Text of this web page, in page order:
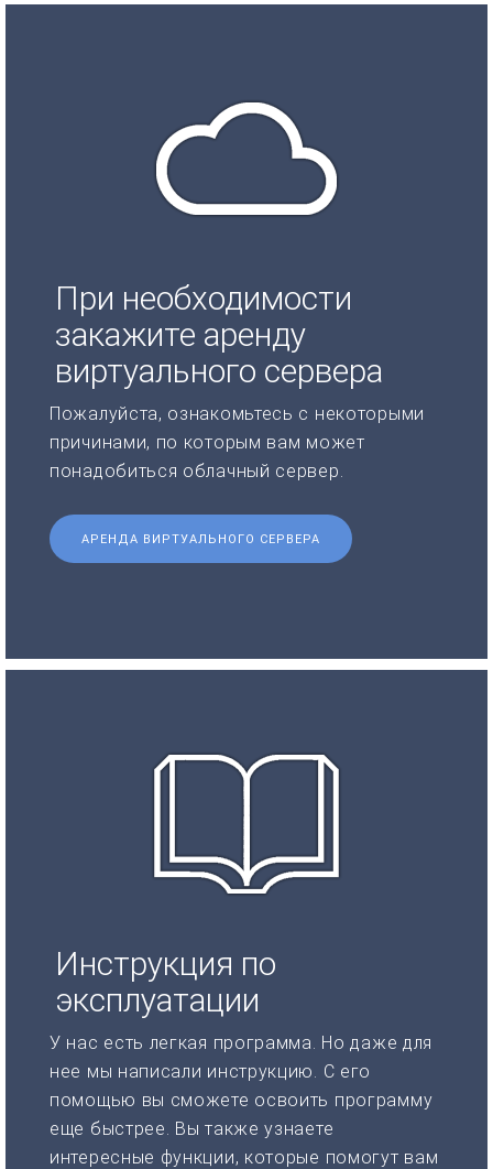
При необходимости
закажите аренду
виртуального сервера
Пожалуйста, ознакомьтесь с некоторыми
причинами, по которым вам может
понадобиться облачный сервер.
АРЕНДА ВИРТУАЛЬНОГО СЕРВЕРА
Инструкция по
эксплуатации
У нас есть легкая программа. Но даже для
нее мы написали инструкцию. С его
помощью вы сможете освоить программу
еще быстрее. Вы также узнаете
интересные функции, которые помогут вам